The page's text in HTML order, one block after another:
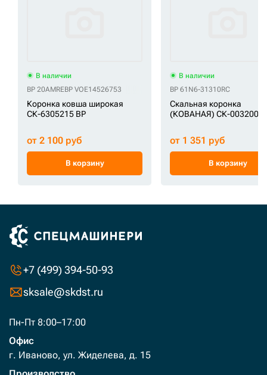
В наличии
BP 20AMREBP VOE14526753
Коронка ковша широкая
СК-6305215 BP
от 2 100 руб
В корзину
В наличии
BP 61N6-31310RC
Скальная коронка
(КОВАНАЯ) СК-0032008
от 1 351 руб
В корзину
+7 (499) 394-50-93
sksale@skdst.ru
Пн-Пт 8:00–17:00
Офис
г. Иваново, ул. Жиделева, д. 15